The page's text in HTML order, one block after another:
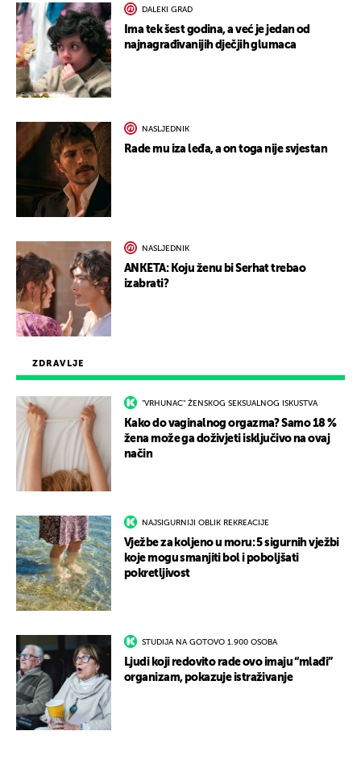
ZDRAVLJE
"VRHUNAC" ŽENSKOG SEKSUALNOG ISKUSTVA
Kako do vaginalnog orgazma? Samo 18 %
žena može ga doživjeti isključivo na ovaj
način
NAJSIGURNIJI OBLIK REKREACIJE
Vježbe za koljeno u moru: 5 sigurnih vježbi
koje mogu smanjiti bol i poboljšati
pokretljivost
STUDIJA NA GOTOVO 1.900 OSOBA
Ljudi koji redovito rade ovo imaju “mlađi”
organizam, pokazuje istraživanje
DALEKI GRAD
Ima tek šest godina, a već je jedan od
najnagrađivanijih dječjih glumaca
NASLJEDNIK
Rade mu iza leđa, a on toga nije svjestan
NASLJEDNIK
ANKETA: Koju ženu bi Serhat trebao
izabrati?